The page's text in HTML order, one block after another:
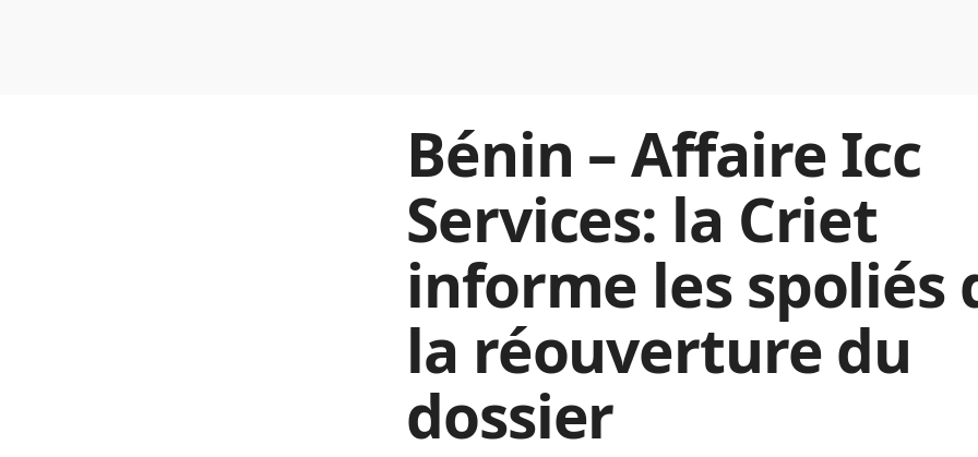
Bénin – Affaire Icc
Services: la Criet
informe les spoliés
la réouverture du
dossier